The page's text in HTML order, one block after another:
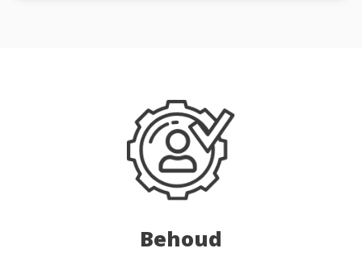
Behoud